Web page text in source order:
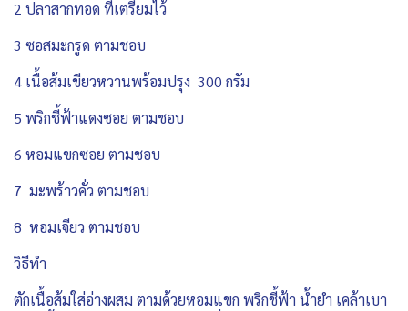
2 ปลาสากทอด ที่เตรียมไว้
3 ซอสมะกรูด ตามชอบ
4 เนื้อส้มเขียวหวานพร้อมปรุง 300 กรัม
5 พริกชี้ฟ้าแดงซอย ตามชอบ
6 หอมแขกซอย ตามชอบ
7 มะพร้าวคั่ว ตามชอบ
8 หอมเจียว ตามชอบ
วิธีทำ
ตักเนื้อส้มใส่อ่างผสม ตามด้วยหอมแขก พริกชี้ฟ้า น้ำยำ เคล้าเบา